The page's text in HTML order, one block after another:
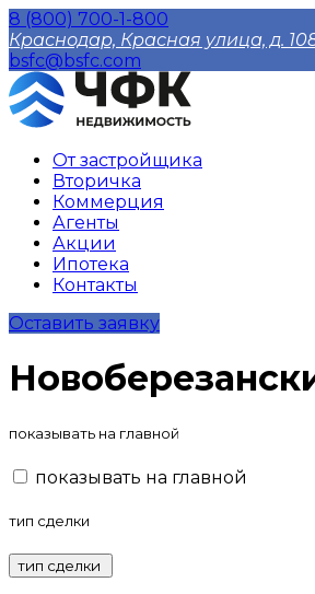
8 (800) 700-1-800
Краснодар, Красная улица, д.
bsfc@bsfc.com
От застройщика
Вторичка
Коммерция
Агенты
Акции
Ипотека
Контакты
Оставить заявку
показывать на главной
показывать на главной
тип сделки
тип сделки